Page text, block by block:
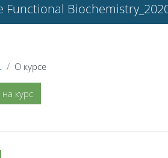
Functional
О курсе
курс